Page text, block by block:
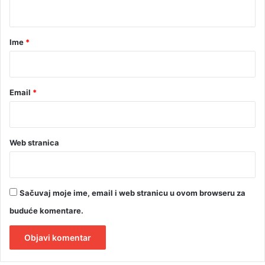
r
Ime *
Email *
Web stranica
Sačuvaj moje ime, email i web stranicu u ovom browseru za
buduće komentare.